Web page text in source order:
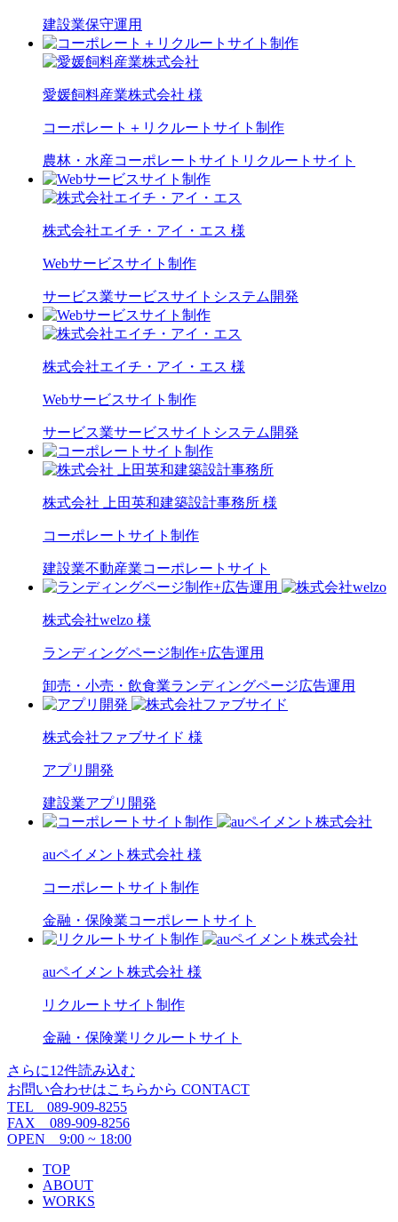
建設業保守運用
愛媛飼料産業株式会社 様
コーポレート＋リクルートサイト制作
農林・水産コーポレートサイト リクルートサイト
株式会社エイチ・アイ・エス 様
Webサービスサイト制作
サービス業サービスサイト システム開発
株式会社エイチ・アイ・エス 様
Webサービスサイト制作
サービス業サービスサイト システム開発
株式会社 上田英和建築設計事務所 様
コーポレートサイト制作
建設業不動産業コーポレートサイト
株式会社welzo 様
ランディングページ制作+広告運用
卸売・小売・飲食業ランディングページ広告運用
株式会社ファブサイド 様
アプリ開発
建設業アプリ開発
auペイメント株式会社 様
コーポレートサイト制作
金融・保険業コーポレートサイト
auペイメント株式会社 様
リクルートサイト制作
金融・保険業 リクルートサイト
さらに12件読み込む
お問い合わせはこちらから CONTACT
TEL 089-909-8255
FAX 089-909-8256
OPEN 9:00 ~ 18:00
TOP
ABOUT
WORKS